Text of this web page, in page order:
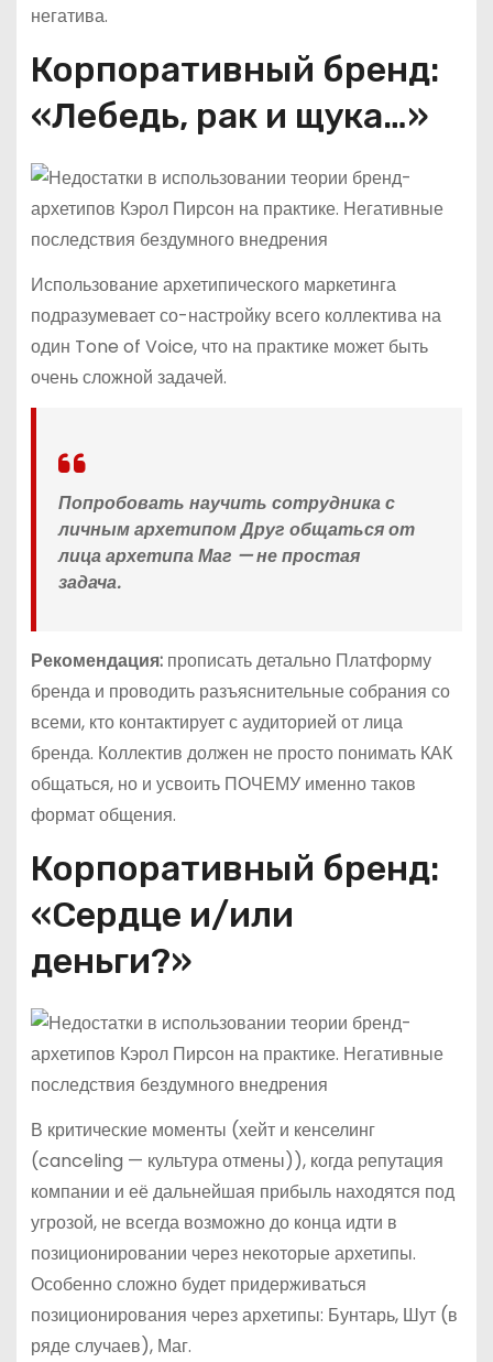
негатива.
Корпоративный бренд:
«Лебедь, рак и щука…»
Использование архетипического маркетинга
подразумевает со-настройку всего коллектива на
один Tone of Voice, что на практике может быть
очень сложной задачей.
Попробовать научить сотрудника с
личным архетипом Друг общаться от
лица архетипа Маг — не простая
задача.
Рекомендация:прописать детально Платформу
бренда и проводить разъяснительные собрания со
всеми, кто контактирует с аудиторией от лица
бренда. Коллектив должен не просто понимать КАК
общаться, но и усвоить ПОЧЕМУ именно таков
формат общения.
Корпоративный бренд:
«Сердце и/или
деньги?»
В критические моменты (хейт и кенселинг
(canceling — культура отмены)), когда репутация
компании и её дальнейшая прибыль находятся под
угрозой, не всегда возможно до конца идти в
позиционировании через некоторые архетипы.
Особенно сложно будет придерживаться
позиционирования через архетипы: Бунтарь, Шут (в
ряде случаев), Маг.